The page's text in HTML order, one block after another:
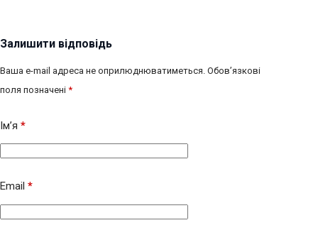
Залишити відповідь
Ваша e-mail адреса не оприлюднюватиметься. Обов’язкові
поля позначені *
Ім’я *
Email *